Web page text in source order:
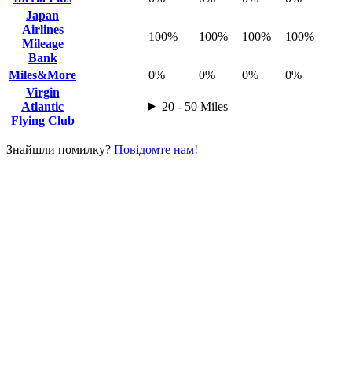
Japan
Airlines
Mileage
Bank
100% 100% 100% 100%
Miles&More 0% 0% 0%
0%
Virgin
Atlantic
Flying Club
20 - 50 Miles
Знайшли помилку? Повідомте нам!